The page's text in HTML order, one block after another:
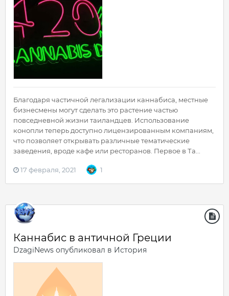
Благодаря частичной легализации каннабиса, местные
бизнесмены могут сделать это растение частью
повседневной жизни таиландцев. Использование
конопли теперь доступно лицензированным компаниям,
что позволяет открывать различные тематические
заведения, вроде кафе или ресторанов. Первое в Та...
17 февраля, 2021 1
Каннабис в античной Греции
DzagiNews опубликовал в История